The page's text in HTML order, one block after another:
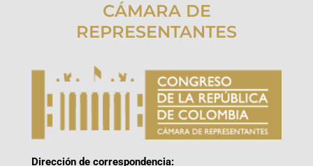
CÁMARA DE
REPRESENTANTES
Dirección de correspondencia: